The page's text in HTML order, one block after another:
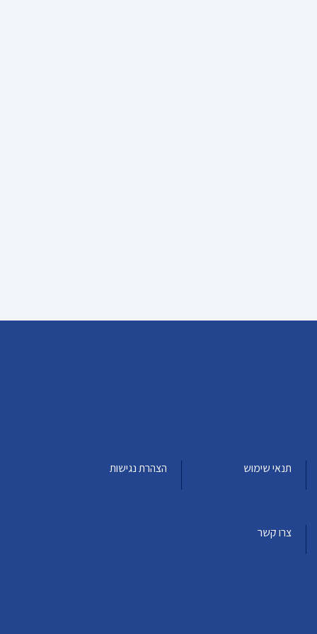
תנאי שימוש הצהרת נגישות
צרו קשר